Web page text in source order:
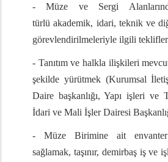
- Müze ve Sergi
türlü akademik, idari, teknik ve
görevlendirilmeleriyle ilgili
- Tanıtım ve halkla ilişkileri
şekilde yürütmek (Kurumsal
Daire başkanlığı, Yapı işleri ve
İdari ve Mali İşler Dairesi
- Müze Birimine ait envanter
sağlamak, taşınır, demirbaş iş ve